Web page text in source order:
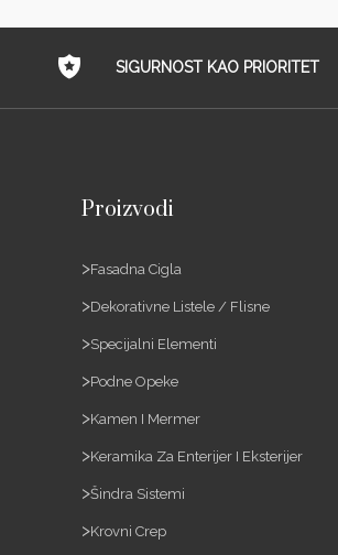
SIGURNOST KAO PRIORITET
Proizvodi
Fasadna Cigla
Dekorativne Listele / Flisne
Specijalni Elementi
Podne Opeke
Kamen I Mermer
Keramika Za Enterijer I Eksterijer
Šindra Sistemi
Krovni Crep